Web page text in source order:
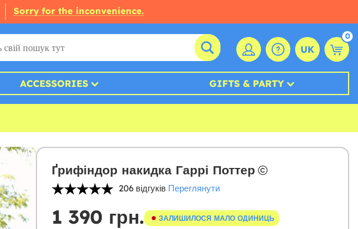
Sorry for the inconvenience.
UK
0
ACCESSORIES GIFTS & PARTY
Ґрифіндор накидка Гаррі Поттер
206 відгуків Переглянути
1 390 грн. ЗАЛИШИЛОСЯ МАЛО ОДИНИЦЬ